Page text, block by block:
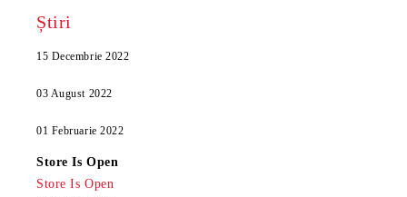
Știri
15 Decembrie 2022
03 August 2022
01 Februarie 2022
Store Is Open
Store Is Open